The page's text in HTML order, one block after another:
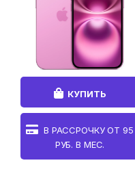
КУПИТЬ
В РАССРОЧКУ ОТ 95
РУБ. В МЕС.